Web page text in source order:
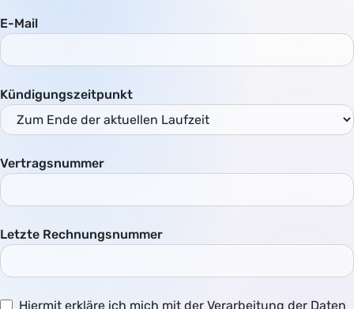
E-Mail
Kündigungszeitpunkt
Vertragsnummer
Letzte Rechnungsnummer
Hiermit erkläre ich mich mit der Verarbeitung der Daten